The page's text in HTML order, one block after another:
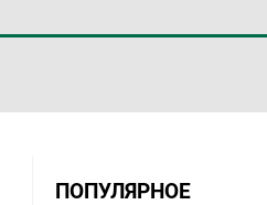
ПОПУЛЯРНОЕ